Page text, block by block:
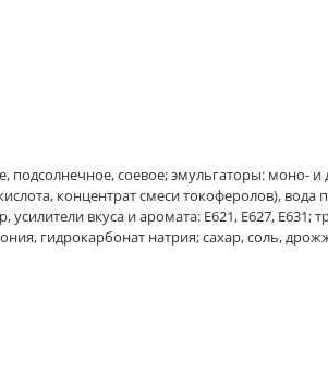
соевое; эмульгаторы: моно-
концентрат смеси токоферолов), вода
вкуса и аромата: Е621, Е627, Е631;
гидрокарбонат натрия; сахар, соль,